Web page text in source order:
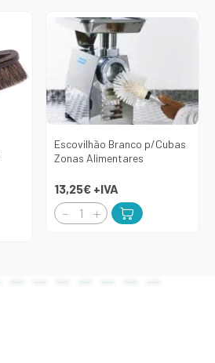
Escovilhão Branco p/Cubas
Zonas Alimentares
13,25€ +IVA